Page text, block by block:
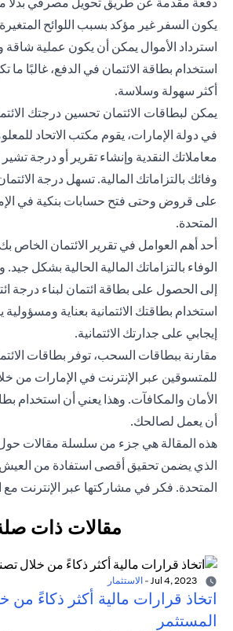
يكون السفر غير مؤكد بسبب اللوائح
استرداد الأموال يمكن أن يكون عملية
استخدام بطاقة الائتمان في الدفع، غالبًا ما
أكثر سهولة وسلاسة.
يمكن لبطاقات الائتمان تحسين درجتك
في دولة الإمارات، يقوم مكتب الاتحاد
معاملاتك النقدية وإنشاء تقرير أو درجة
وفائك بالتزاماتك المالية. تسهل درجة
على قروض وحتى فتح حسابات بنكية في
المتحدة.
أحد أهم العوامل في تقرير الائتمان
الوفاء بالتزاماتك المالية الحالية بشكل
إلى الحصول على بطاقة ائتمان لبناء درجة
استخدام بطاقتك الائتمانية بعناية ومسؤولية
إيجابي على جدارتك الائتمانية.
مقارنة ببطاقات السحب، توفر بطاقات
للمتسوقين عبر الإنترنت في الإمارات من
الأمان والمكافآت. وهذا يعني أن استخدام
أن يعمل لصالحك.
هذه المقالة هي جزء من سلسلة مقالات حول
الذي يضمن تحقيق أقصى استفادة من العيش
المتحدة. فكر في مشاركتها عبر الإنترنت مع
مقالات ذات
- الاستثمار
اتخاذ قرارات مالية أكثر ذكاءً من
المستثمر